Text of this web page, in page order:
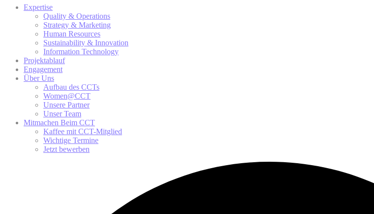
Expertise
Quality & Operations
Strategy & Marketing
Human Resources
Sustainability & Innovation
Information Technology
Projektablauf
Engagement
Über Uns
Aufbau des CCTs
Women@CCT
Unsere Partner
Unser Team
Mitmachen Beim CCT
Kaffee mit CCT-Mitglied
Wichtige Termine
Jetzt bewerben